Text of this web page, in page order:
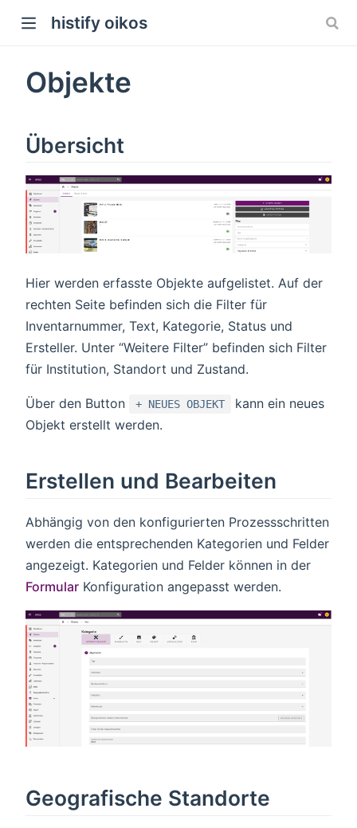
histify oikos
Objekte
Übersicht
Hier werden erfasste Objekte aufgelistet. Auf der
rechten Seite befinden sich die Filter für
Inventarnummer, Text, Kategorie, Status und
Ersteller. Unter “Weitere Filter” befinden sich Filter
für Institution, Standort und Zustand.
Über den Button + NEUES OBJEKT
kann ein neues
Objekt erstellt werden.
Erstellen und Bearbeiten
Abhängig von den konfigurierten Prozessschritten
werden die entsprechenden Kategorien und Felder
angezeigt. Kategorien und Felder können in der
Formular Konfiguration angepasst werden.
Geografische Standorte